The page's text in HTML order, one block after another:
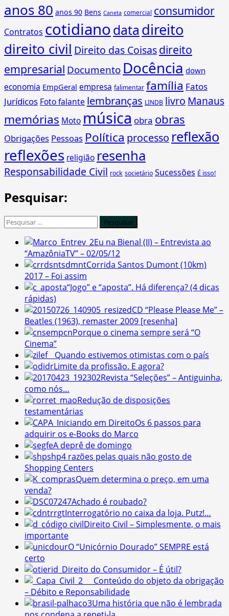
anos 80 anos 90 Bens Caneta comercial consumidor
Contratos cotidianodata direito
direito civil Direito das Coisasdireito
empresarial Documento Docência down
economia EmpGeral empresa falimentar família Fatos
Jurídicos Foto falante lembranças LINDB livro Manaus
memórias Moto música obra obras
Obrigações Pessoas Política processo reflexão
reflexões religião resenha
Responsabilidade Civil rock societário Sucessões É isso!
Pesquisar:
Pesquisar
Eu na Bienal (II) – Entrevista ao
“AmazôniaTV” – 02/05/12
Corrida Santos Dumont (10km)
2017 – Foi assim
“Jogo” e “aposta”. Há diferença? (4 dicas
rápidas)
CD “Please Please Me” –
Beatles (1963), remaster 2009 [resenha]
Porque o cinema sempre será “O
Cinema”
Quando estivemos otimistas com o país
Limite da profissão. E agora?
Revista “Seleções” – Antiguinha,
como nós…
Redução de disposições
testamentárias
Os 6 passos para
adquirir os e-Books do Marco
A deprê de domingo
4 razões pelas quais não gosto de
Shopping Centers
Quem determina o preço, em uma
venda?
Achado é roubado?
Interrogatório no caixa da loja. Putz!…
Direito Civil – Simplesmente, o mais
importante
O “Unicórnio Dourado” SEMPRE está
certo
Direito do Consumidor – É útil?
Conteúdo do objeto da obrigação
– Débito e Reponsabilidade
Uma história que não é lembrada